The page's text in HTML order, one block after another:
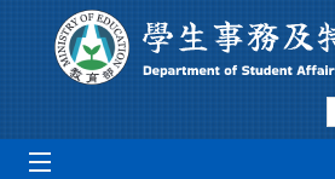
跳到主要內容區塊